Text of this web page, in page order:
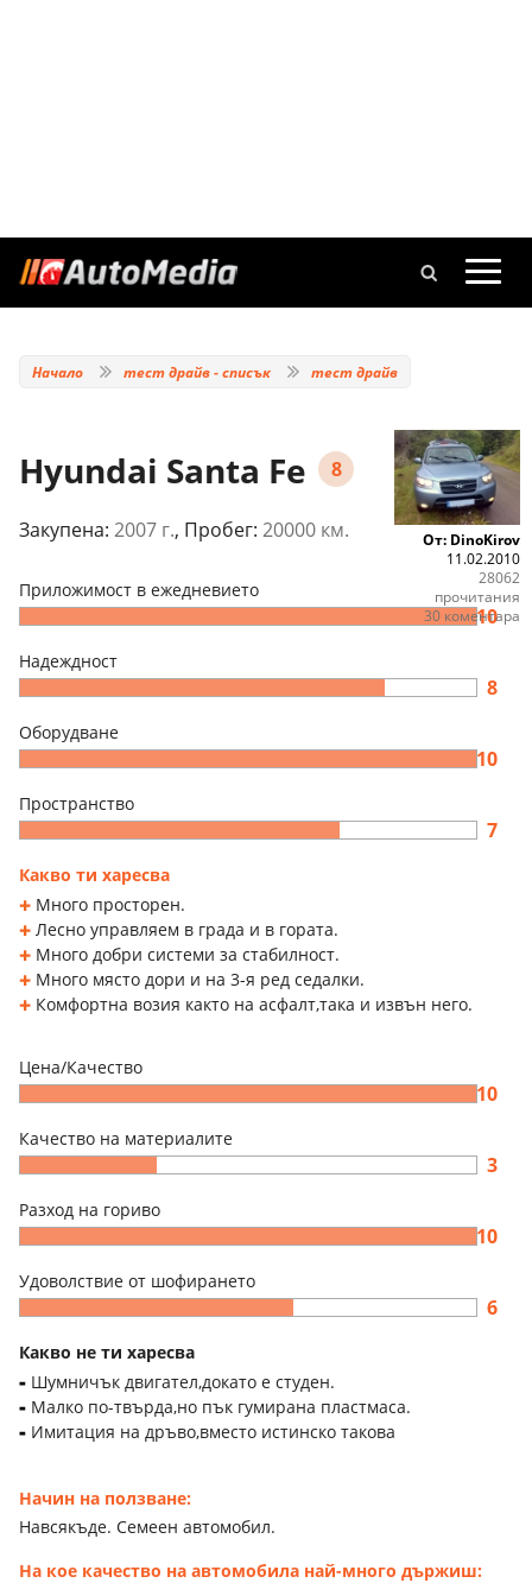
Начало тест драйв - списък тест драйв
Hyundai Santa Fe 8
Закупена: 2007 г., Пробег: 20000 км.
Приложимост в ежедневието
10
Надеждност
8
Оборудване
10
Пространство
7
Какво ти харесва
Много просторен.
Лесно управляем в града и в гората.
Много добри системи за стабилност.
Много място дори и на 3-я ред седалки.
Комфортна возия както на асфалт,така и извън него.
Цена/Качество
10
Качество на материалите
3
Разход на гориво
10
Удоволствие от шофирането
6
Какво не ти харесва
Шумничък двигател,докато е студен.
Малко по-твърда,но пък гумирана пластмаса.
Имитация на дръво,вместо истинско такова
От: DinoKirov
11.02.2010
28062
прочитания
30 коментара
Начин на ползване:
Навсякъде. Семеен автомобил.
На кое качество на автомобила най-много държиш: